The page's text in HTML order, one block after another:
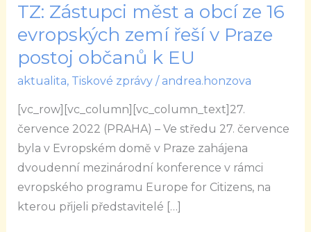
TZ: Zástupci měst a obcí ze 16
evropských zemí řeší v Praze
postoj občanů k EU
aktualita, Tiskové zprávy/ andrea.honzova
[vc_row][vc_column][vc_column_text]27.
července 2022 (PRAHA) – Ve středu 27. července
byla v Evropském domě v Praze zahájena
dvoudenní mezinárodní konference v rámci
evropského programu Europe for Citizens, na
kterou přijeli představitelé […]
TZ:
Zástupci
a
obcí
ze
16
evropských
zemí
řeší
v